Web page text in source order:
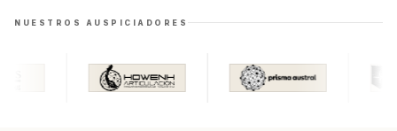
NUESTROS AUSPICIADORES